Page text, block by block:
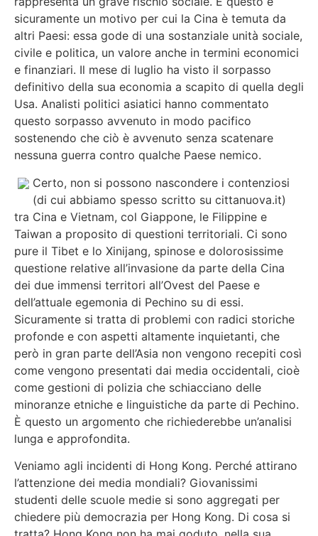
sicuramente un motivo per cui la Cina è temuta da
altri Paesi: essa gode di una sostanziale unità sociale,
civile e politica, un valore anche in termini economici
e finanziari. Il mese di luglio ha visto il sorpasso
definitivo della sua economia a scapito di quella degli
Usa. Analisti politici asiatici hanno commentato
questo sorpasso avvenuto in modo pacifico
sostenendo che ciò è avvenuto senza scatenare
nessuna guerra contro qualche Paese nemico.
Certo, non si possono nascondere i contenziosi
(di cui abbiamo spesso scritto su cittanuova.it)
tra Cina e Vietnam, col Giappone, le Filippine e
Taiwan a proposito di questioni territoriali. Ci sono
pure il Tibet e lo Xinijang, spinose e dolorosissime
questione relative all’invasione da parte della Cina
dei due immensi territori all’Ovest del Paese e
dell’attuale egemonia di Pechino su di essi.
Sicuramente si tratta di problemi con radici storiche
profonde e con aspetti altamente inquietanti, che
però in gran parte dell’Asia non vengono recepiti così
come vengono presentati dai media occidentali, cioè
come gestioni di polizia che schiacciano delle
minoranze etniche e linguistiche da parte di Pechino.
È questo un argomento che richiederebbe un’analisi
lunga e approfondita.
Veniamo agli incidenti di Hong Kong. Perché attirano
l’attenzione dei media mondiali? Giovanissimi
studenti delle scuole medie si sono aggregati per
chiedere più democrazia per Hong Kong. Di cosa si